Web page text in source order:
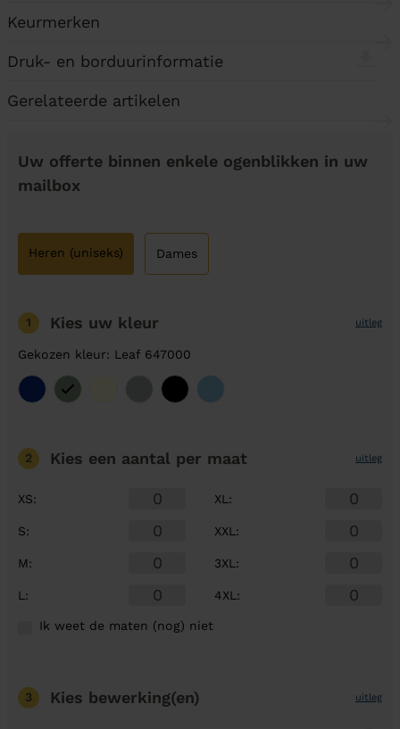
Keurmerken
Druk- en borduurinformatie
Gerelateerde artikelen
Uw offerte binnen enkele ogenblikken in uw
mailbox
Heren (uniseks) Dames
1 Kies uw kleur uitleg
Gekozen kleur: Leaf 647000
2 Kies een aantal per maat uitleg
XS:
S:
M:
L :
XL :
XXL :
3XL :
4XL :
Ik weet de maten (nog) niet
3 Kies bewerking(en) uitleg